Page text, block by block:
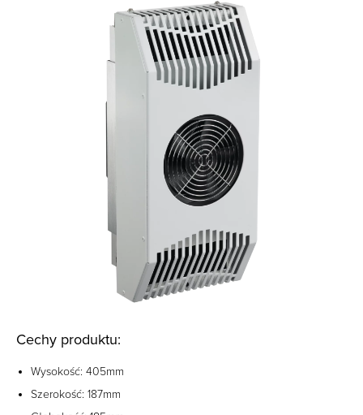
Cechy produktu:
Wysokość: 405mm
Szerokość: 187mm